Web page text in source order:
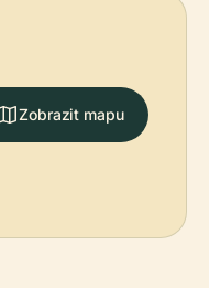
Zobrazit mapu